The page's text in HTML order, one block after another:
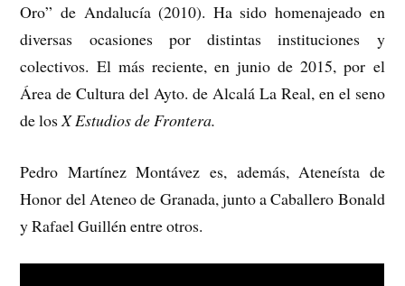
Oro” de Andalucía (2010). Ha sido homenajeado en
diversas ocasiones por distintas instituciones y
colectivos. El más reciente, en junio de 2015, por el
Área de Cultura del Ayto. de Alcalá La Real, en el seno
de losX Estudios de Frontera.
Pedro Martínez Montávez es, además, Ateneísta de
Honor del Ateneo de Granada, junto a Caballero Bonald
y Rafael Guillén entre otros.